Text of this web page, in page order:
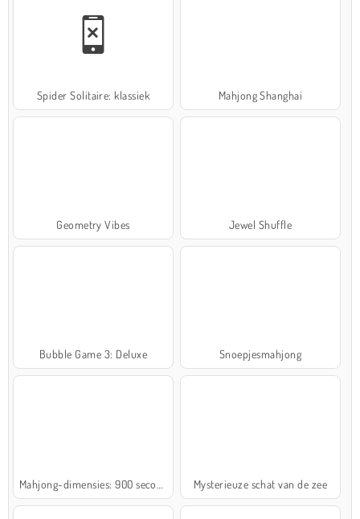
Spider Solitaire: klassiek Mahjong Shanghai
Geometry Vibes Jewel Shuffle
Bubble Game 3: Deluxe Snoepjesmahjong
Mysterieuze schat van de zee